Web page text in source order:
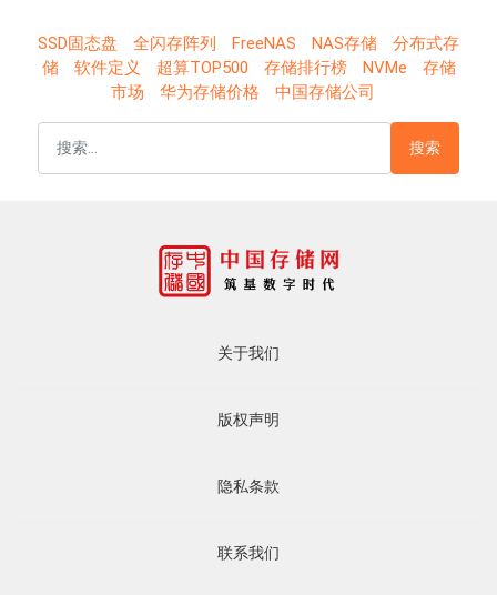
SSD固态盘 全闪存阵列 FreeNAS NAS存储
分布式存
储
软件定义 超算TOP500 存储排行榜 NVMe
存储
市场
华为存储价格 中国存储公司
搜索
关于我们
版权声明
隐私条款
联系我们